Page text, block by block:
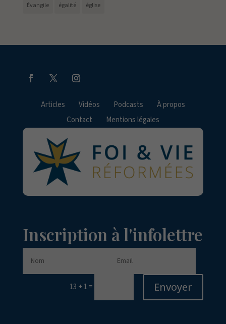
Évangile égalité église
Articles Vidéos Podcasts
À propos
Contact
Mentions légales
Inscription à l'infolettre
13 + 1 = Envoyer